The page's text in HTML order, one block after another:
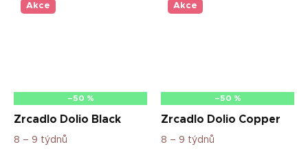
Akce
–50 %
Zrcadlo Dolio Black
8 – 9 týdnů
Akce
–50 %
Zrcadlo Dolio Copper
8 – 9 týdnů